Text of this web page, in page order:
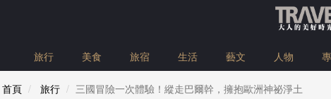
旅行 美食 旅宿 生活 藝文 人物
首頁 旅行 三國冒險一次體驗！縱走巴爾幹，擁抱歐洲神祕淨土